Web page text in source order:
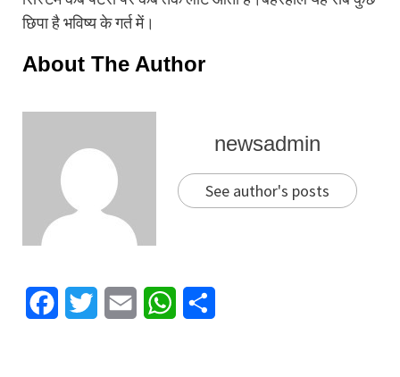
छिपा है भविष्य के गर्त में।
About The Author
newsadmin
See author's posts
FacebookTwitter Email WhatsApp